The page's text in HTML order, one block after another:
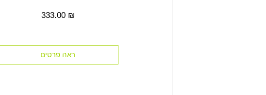
333.00 ₪
ראה פרטים